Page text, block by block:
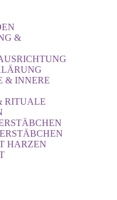
&
& INNERE
RITUALE
HARZEN